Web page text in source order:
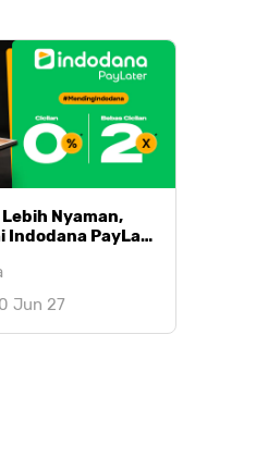
Nyaman,
Indodana PayLa…
Jun 27